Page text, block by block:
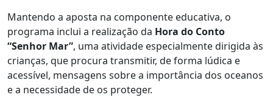
Mantendo a aposta na componente educativa, o
programa inclui a realização da Hora do Conto
“Senhor Mar”, uma atividade especialmente dirigida às
crianças, que procura transmitir, de forma lúdica e
acessível, mensagens sobre a importância dos oceanos
e a necessidade de os proteger.